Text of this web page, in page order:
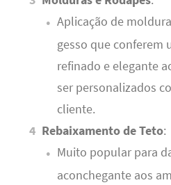
Aplicação de
gesso que conferem
refinado e elegante
ser personalizados
cliente.
Rebaixamento de Teto:
Muito popular para
aconchegante aos